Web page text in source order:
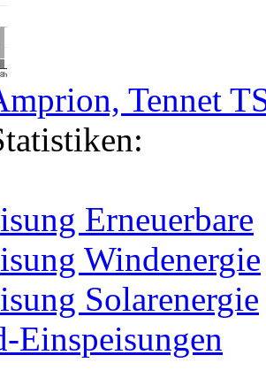
Tennet
Erneuerbare
Windenergie
Solarenergie
Einspeisungen